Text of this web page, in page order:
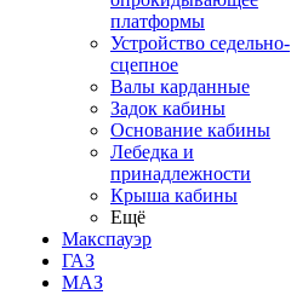
платформы
Устройство седельно-
сцепное
Валы карданные
Задок кабины
Основание кабины
Лебедка и
принадлежности
Крыша кабины
Ещё
Макспауэр
ГАЗ
МАЗ